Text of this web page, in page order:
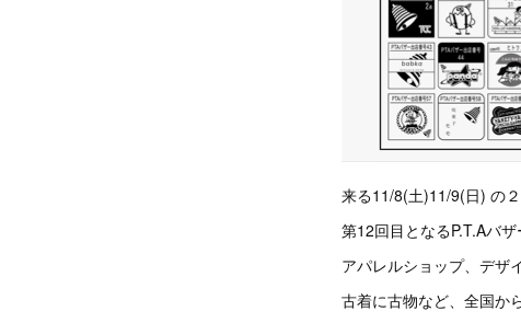
来る11/8(土)11/9(日) の２
第12回目となるP.T.Aバザ
アパレルショップ、デザ
古着に古物など、全国か